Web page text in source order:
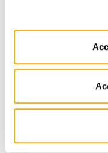
MEJOR PRECIOS